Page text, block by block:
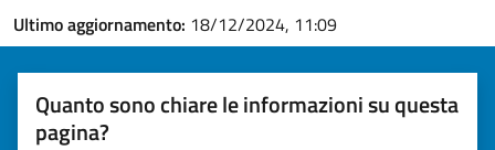
Ultimo aggiornamento: 18/12/2024, 11:09
Quanto sono chiare le informazioni su questa
pagina?